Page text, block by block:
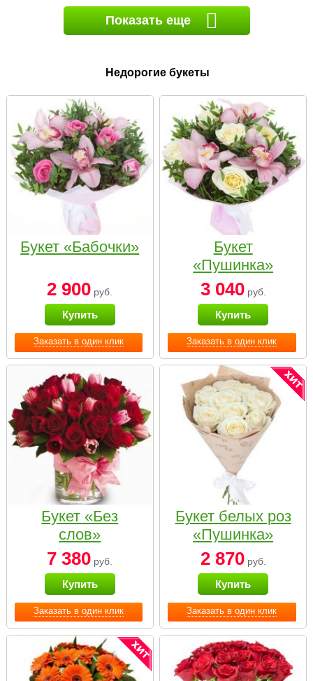
Показать еще
Недорогие букеты
Заказать в один клик
Букет «Бабочки»
2 900 руб.
Купить
Заказать в один клик
Букет
«Пушинка»
3 040руб.
Купить
Заказать в один клик
Букет «Без
слов»
7 380 руб.
Купить
Заказать в один клик
Букет белых роз
«Пушинка»
2 870руб.
Купить